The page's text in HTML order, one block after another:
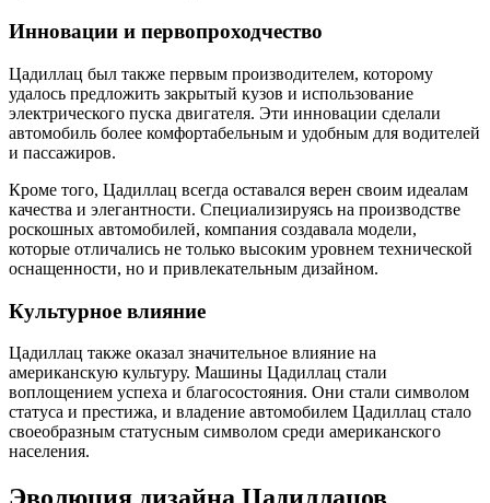
Инновации и первопроходчество
Цадиллац был также первым производителем, которому
удалось предложить закрытый кузов и использование
электрического пуска двигателя. Эти инновации сделали
автомобиль более комфортабельным и удобным для водителей
и пассажиров.
Кроме того, Цадиллац всегда оставался верен своим идеалам
качества и элегантности. Специализируясь на производстве
роскошных автомобилей, компания создавала модели,
которые отличались не только высоким уровнем технической
оснащенности, но и привлекательным дизайном.
Культурное влияние
Цадиллац также оказал значительное влияние на
американскую культуру. Машины Цадиллац стали
воплощением успеха и благосостояния. Они стали символом
статуса и престижа, и владение автомобилем Цадиллац стало
своеобразным статусным символом среди американского
населения.